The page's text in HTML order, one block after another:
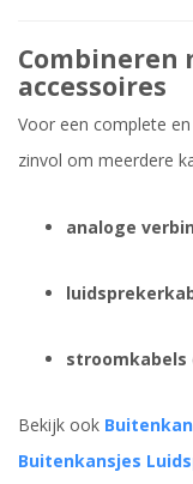
Combineren
accessoires
Voor een complete
zinvol om meerdere
analoge
stroomkabels
Bekijk ook
Buitenkansjes